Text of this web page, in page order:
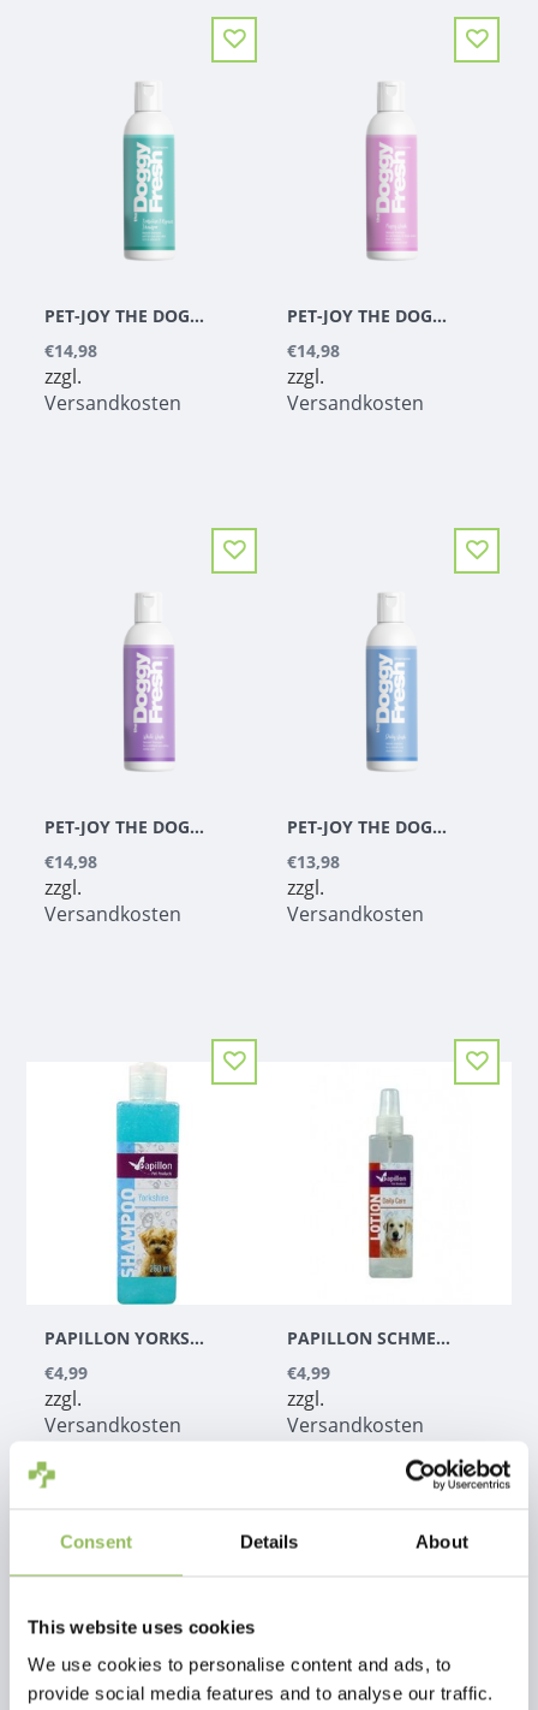
Consent Details About
This website uses cookies
We use cookies to personalise content and ads, to
provide social media features and to analyse our traffic.
PET-JOY THE DOGGYFRESH SENSITIVE & REPAIR SHAMPOO 200 ML
€14,98
zzgl.
Versandkosten
PET-JOY THE DOGGYFRESH PUPPY WASH 200 ML
€14,98
zzgl.
Versandkosten
PET-JOY THE DOGGYFRESH WHITE WASH 200 ML
€14,98
zzgl.
Versandkosten
PET-JOY THE DOGGYFRESH DAILY WASH 200 ML
€13,98
zzgl.
Versandkosten
PAPILLON YORKSHIRE HAARWASCHMITTEL (250ML)
€4,99
zzgl.
Versandkosten
PAPILLON SCHMETTERLING LOTION (250ML)
€4,99
zzgl.
Versandkosten